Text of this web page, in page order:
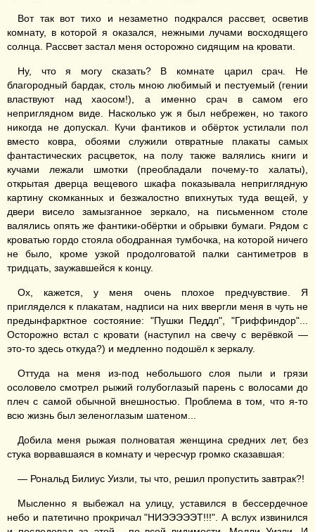
Вот так вот тихо и незаметно подкрался рассвет, осветив
комнату, в которой я оказался, нежными лучами восходящего
солнца. Рассвет застал меня осторожно сидящим на кровати.
Ну, что я могу сказать? В комнате царил срач. Не
благородный бардак, столь мною любимый и пестуемый (гении
властвуют над хаосом!), а именно срач в самом его
неприглядном виде. Насколько уж я был небрежен, но такого
никогда не допускал. Кучи фантиков и обёрток устилали пол
вместо ковра, обоями служили отвратные плакаты самых
фантастических расцветок, на полу также валялись книги и
кучами лежали шмотки (преобладали почему-то халаты),
открытая дверца вещевого шкафа показывала неприглядную
картину скомканных и безжалостно впихнутых туда вещей, у
двери висело замызганное зеркало, на письменном столе
валялись опять же фантики-обёртки и обрывки бумаги. Рядом с
кроватью гордо стояла ободранная тумбочка, на которой ничего
не было, кроме узкой продолговатой палки сантиметров в
тридцать, заужавшейся к концу.
Ох, кажется, у меня очень плохое предчувствие. Я
пригляделся к плакатам, надписи на них ввергли меня в чуть не
предынфарктное состояние: "Пушки Педдл", "Гриффиндор"...
Осторожно встал с кровати (наступил на свечу с верёвкой —
это-то здесь откуда?) и медленно подошёл к зеркалу.
Оттуда на меня из-под небольшого слоя пыли и грязи
осоловело смотрел рыжий голубоглазый парень с волосами до
плеч с самой обычной внешностью. Проблема в том, что я-то
всю жизнь был зеленоглазым шатеном...
Добила меня рыжая полноватая женщина средних лет, без
стука ворвавшаяся в комнату и чересчур громко сказавшая:
— Рональд Билиус Уизли, ты что, решил пропустить завтрак?!
Мысленно я выбежал на улицу, уставился в бессердечное
небо и патетично прокричал "НИЭЭЭЭЭТ!!!". А вслух извинился